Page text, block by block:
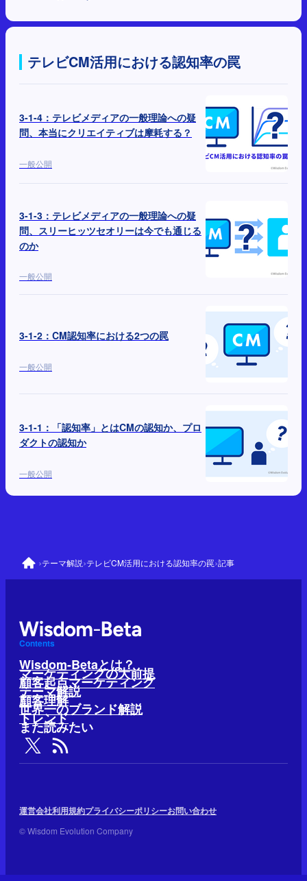
テレビCM活用における認知率の罠
3-1-4：テレビメディアの一般理論への疑
問、本当にクリエイティブは摩耗する？
一般公開
3-1-3：テレビメディアの一般理論への疑
問、スリーヒッツセオリーは今でも通じる
のか
一般公開
3-1-2：CM認知率における2つの罠
一般公開
3-1-1：「認知率」とはCMの認知か、プロ
ダクトの認知か
一般公開
›テーマ解説›テレビCM活用における認知率の罠›記事
Contents
Wisdom-Betaとは？
マーケティングの大前提
顧客起点マーケティング
テーマ解説
顧客理解
世界一のブランド解説
トレンド
また読みたい
運営会社利用規約プライバシーポリシーお問い合わせ
© Wisdom Evolution Company